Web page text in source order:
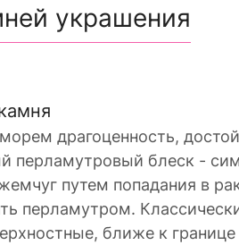
украшения
драгоценность,
перламутровый блеск -
путем попадания в
перламутром.
ближе к